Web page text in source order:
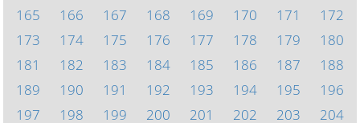
165
166 167 168 169 170 171
172
173
174 175 176 177 178 179
180
181
182 183 184 185 186 187
188
189
190 191 192 193 194 195
196
197
198 199 200 201 202 203
204